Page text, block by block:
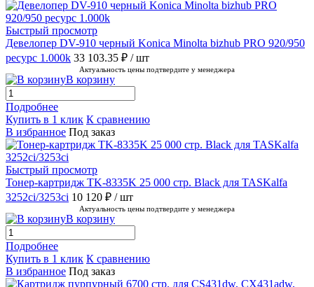
Быстрый просмотр
Девелопер DV-910 черный Konica Minolta bizhub PRO 920/950
ресурс 1.000k 33 103.35 ₽ / шт
Актуальность цены подтвердите у менеджера
В корзину
Подробнее
Купить в 1 клик К сравнению
В избранное Под заказ
Быстрый просмотр
Тонер-картридж TK-8335K 25 000 стр. Black для TASKalfa
3252ci/3253ci 10 120 ₽ / шт
Актуальность цены подтвердите у менеджера
В корзину
Подробнее
Купить в 1 клик К сравнению
В избранное Под заказ